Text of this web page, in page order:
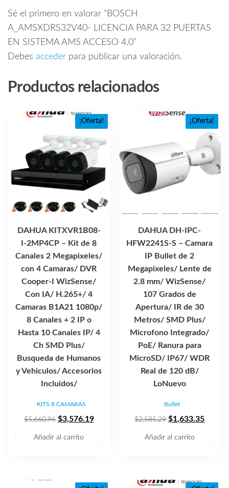
Sé el primero en valorar “BOSCH
A_AMSXDRS32V40- LICENCIA PARA 32 PUERTAS
EN SISTEMA AMS ACCESO 4.0”
Debes acceder para publicar una valoración.
Productos relacionados
¡Oferta!
DAHUA KITXVR1B08-
I-2MP4CP – Kit de 8
Canales 2 Megapixeles/
con 4 Camaras/ DVR
Cooper-I WizSense/
Con IA/ H.265+/ 4
Camaras B1A21 1080p/
8 Canales + 2 IP o
Hasta 10 Canales IP/ 4
Ch SMD Plus/
Busqueda de Humanos
y Vehiculos/ Accesorios
Incluidos/
KITS 8 CAMARAS
$5,660.96 El
$3,576.19El
Añadir al carrito
¡Oferta!
DAHUA DH-IPC-
HFW2241S-S – Camara
IP Bullet de 2
Megapixeles/ Lente de
2.8 mm/ WizSense/
107 Grados de
Apertura/ IR de 30
Metros/ SMD Plus/
Microfono Integrado/
PoE/ Ranura para
MicroSD/ IP67/ WDR
Real de 120 dB/
LoNuevo
Bullet
$2,585.29 El
$1,633.35El
Añadir al carrito